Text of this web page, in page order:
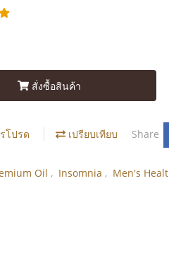
สั่งซื้อสินค้า
โปรด เปรียบเทียบ Share
Oil , Insomnia , Men's